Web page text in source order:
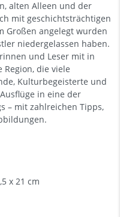
alten Alleen und der
mit geschichtsträchtigen
Großen angelegt wurden
niedergelassen haben.
und Leser mit in
die viele
Kulturbegeisterte und
in eine der
– mit zahlreichen Tipps,
x 21 cm